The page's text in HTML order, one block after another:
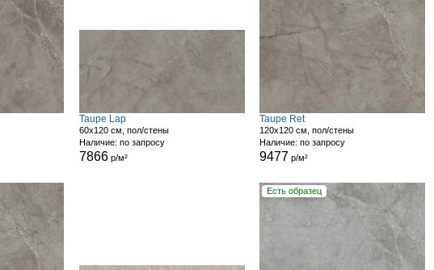
Taupe Lap
60x120 см, пол/стены
Наличие: по запросу
7866р/м²
Taupe Ret
120x120 см, пол/стены
Наличие: по запросу
9477 р/м²
Есть образец